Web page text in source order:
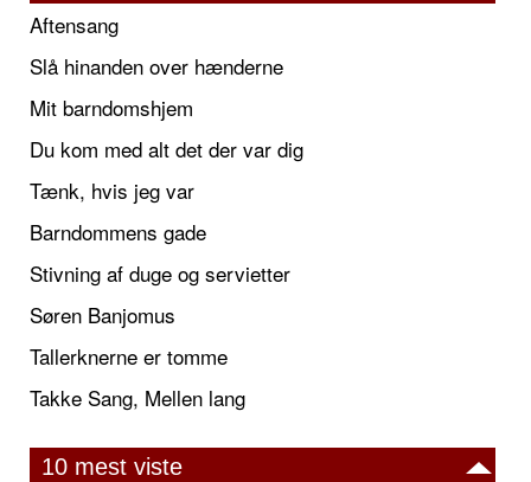
Aftensang
Slå hinanden over hænderne
Mit barndomshjem
Du kom med alt det der var dig
Tænk, hvis jeg var
Barndommens gade
Stivning af duge og servietter
Søren Banjomus
Tallerknerne er tomme
Takke Sang, Mellen lang
10 mest viste